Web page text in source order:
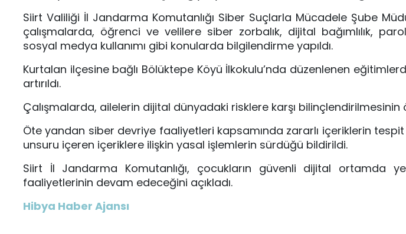
Siirt Valiliği İl Jandarma Komutanlığı Siber Suçlarla Mücadele Şube
çalışmalarda, öğrenci ve velilere siber zorbalık, dijital bağımlılık,
sosyal medya kullanımı gibi konularda bilgilendirme yapıldı.
Kurtalan ilçesine bağlı Bölüktepe Köyü İlkokulu’nda düzenlenen
artırıldı.
Çalışmalarda, ailelerin dijital dünyadaki risklere karşı
Öte yandan siber devriye faaliyetleri kapsamında zararlı içeriklerin
unsuru içeren içeriklere ilişkin yasal işlemlerin sürdüğü bildirildi.
Siirt İl Jandarma Komutanlığı, çocukların güvenli dijital ortamda
faaliyetlerinin devam edeceğini açıkladı.
Hibya Haber Ajansı